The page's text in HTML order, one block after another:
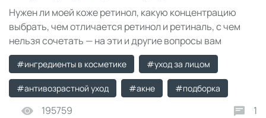
Нужен ли моей коже ретинол, какую концентрацию
выбрать, чем отличается ретинол и ретиналь, с чем
нельзя сочетать — на эти и другие вопросы вам
поможет ответить эта статья!
#ингредиенты в косметике #уход за лицом
#антивозрастной уход #акне #подборка
195759 1